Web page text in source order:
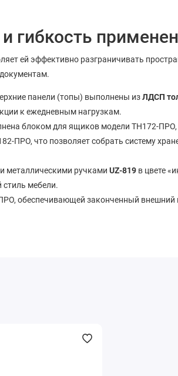
гибкость
ей эффективно разграничивать
панели (топы) выполнены изЛДСП
к ежедневным нагрузкам.
блоком для ящиков модели ТН172-ПРО,
ПРО, что позволяет собрать систему
металлическими ручкамиUZ-819 в цвете
мебели.
обеспечивающей законченный внешний